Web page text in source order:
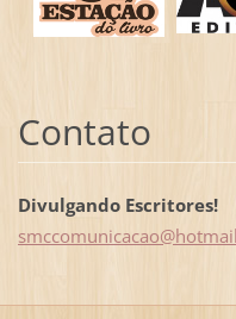
Contato
Divulgando Escritores!
smccomunicacao@h